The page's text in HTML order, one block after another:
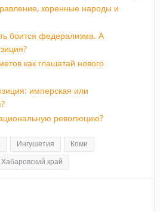
коренные народы и
боится федерализма. А
как глашатай нового
имперская или
революцию?
Ингушетия Коми
Хабаровский край